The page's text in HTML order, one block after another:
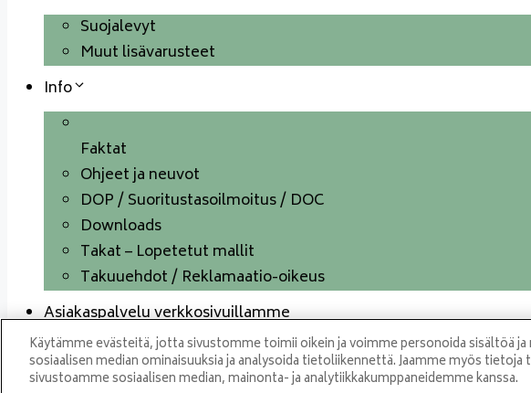
Suojalevyt
Muut lisävarusteet
Info
Faktat
Ohjeet ja neuvot
DOP / Suoritustasoilmoitus / DOC
Downloads
Takat – Lopetetut mallit
Takuuehdot / Reklamaatio-oikeus
Asiakaspalvelu verkkosivuillamme
Käytämme evästeitä, jotta sivustomme toimii oikein ja voimme personoida sisältöä ja
sosiaalisen median ominaisuuksia ja analysoida tietoliikennettä. Jaamme myös tietoja
sivustoamme sosiaalisen median, mainonta- ja analytiikkakumppaneidemme kanssa.